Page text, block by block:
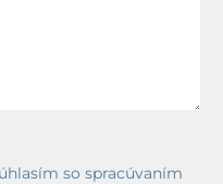
so spracúvaním